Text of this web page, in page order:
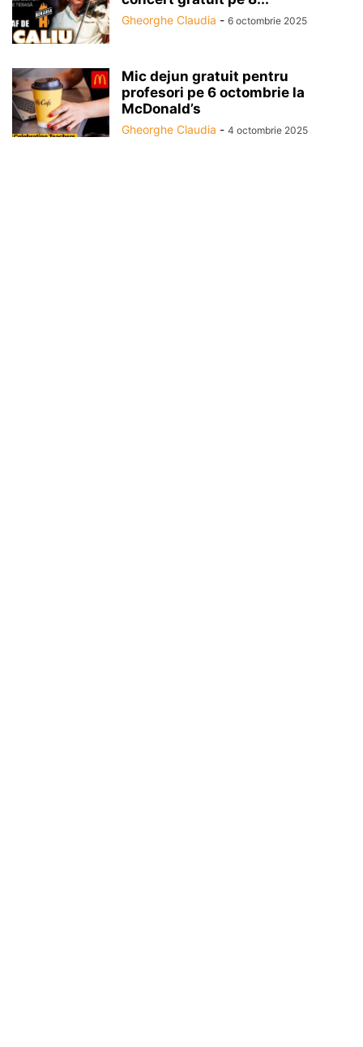
Gheorghe Claudia - 6 octombrie 2025
Mic dejun gratuit pentru
profesori pe 6 octombrie la
McDonald’s
Gheorghe Claudia - 4 octombrie 2025